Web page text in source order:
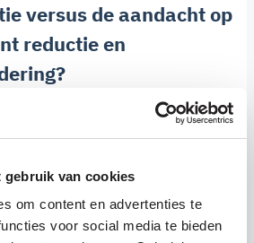
gebruik van cookies
om content en advertenties te
voor social media te bieden
versus de aandacht op
reductie en
zijn en dat je moet
de meeste impact kunt
plastic footprint en
hangen allemaal met elkaar
van je bedrijf af waar je
Voor sommige bedrijven
in het verlagen van CO2-